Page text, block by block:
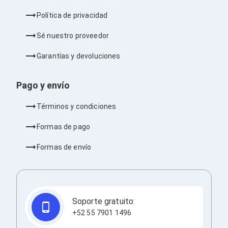
Unidades de Disco
Desktop y Portátiles
Cargadores
Candados para Laptops
Bases para Laptops
Tablets
Fundas y Skins
Tablets
Webcams y Audio
Webcams
Accesorios para PC's
Bases para PC's
Política de privacidad
Sé nuestro proveedor
Garantías y devoluciones
Pago y envío
Términos y condiciones
Formas de pago
Formas de envío
Soporte gratuito:
+52 55 7901 1496